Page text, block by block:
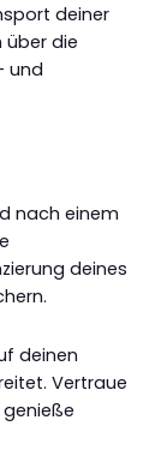
deiner
über die
und
nach einem
deines
deinen
Vertraue